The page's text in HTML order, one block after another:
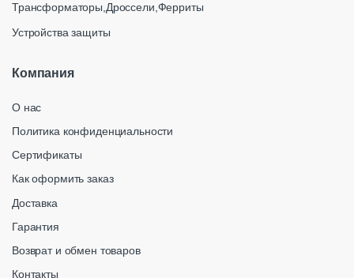
Трансформаторы,Дроссели,Ферриты
Устройства защиты
Компания
О нас
Политика конфиденциальности
Сертификаты
Как оформить заказ
Доставка
Гарантия
Возврат и обмен товаров
Контакты